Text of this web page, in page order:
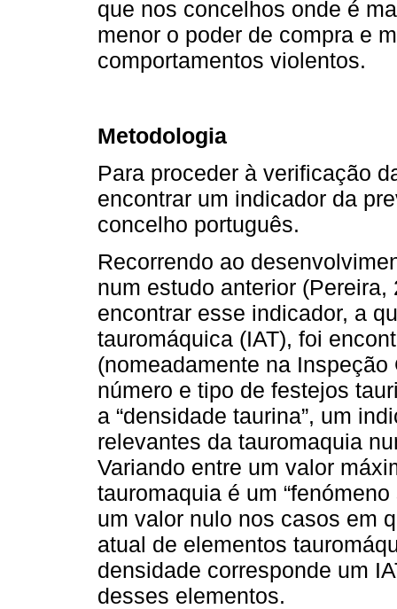
que nos concelhos onde é
menor o poder de compra e
comportamentos violentos.
Metodologia
Para proceder à verificação
encontrar um indicador da
concelho português.
Recorrendo ao
num estudo anterior
encontrar esse indicador, a
tauromáquica (IAT), foi
(nomeadamente na
número e tipo de festejos
a “densidade taurina”, um
relevantes da tauromaquia
Variando entre um valor
tauromaquia é um
um valor nulo nos casos em
atual de elementos
densidade corresponde um
desses elementos.